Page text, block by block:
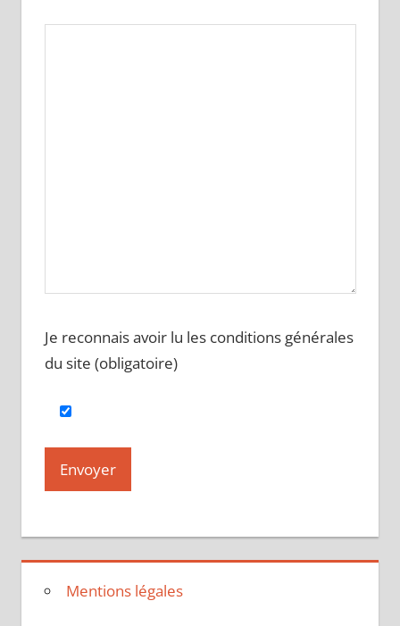
Je reconnais avoir lu les conditions générales
du site (obligatoire)
Mentions légales